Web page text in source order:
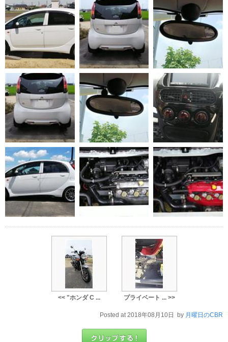
<< "ホンダ C ... プライベート ... >>
Posted at 2018年08月10日 by 月曜日のCBR